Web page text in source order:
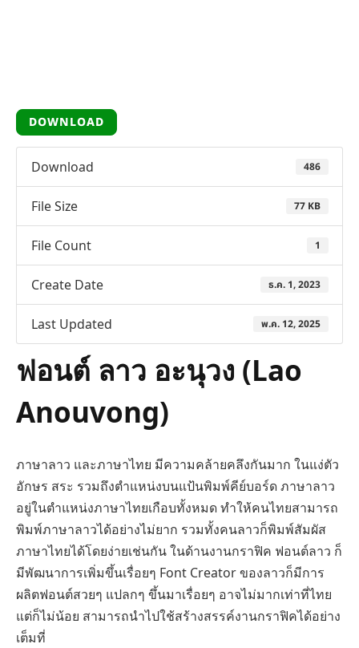
DOWNLOAD
Download 486
File Size 77 KB
File Count 1
Create Date ธ.ค. 1, 2023
Last Updated พ.ค. 12, 2025
ฟอนต์ ลาว อะนุวง (Lao
Anouvong)
ภาษาลาว และภาษาไทย มีความคล้ายคลึงกันมาก ในแง่ตัว
อักษร สระ รวมถึงตำแหน่งบนแป้นพิมพ์คีย์บอร์ด ภาษาลาว
อยู่ในตำแหน่งภาษาไทยเกือบทั้งหมด ทำให้คนไทยสามารถ
พิมพ์ภาษาลาวได้อย่างไม่ยาก รวมทั้งคนลาวก็พิมพ์สัมผัส
ภาษาไทยได้โดยง่ายเช่นกัน ในด้านงานกราฟิค ฟอนต์ลาว ก็
มีพัฒนาการเพิ่มขึ้นเรื่อยๆ Font Creator ของลาวก็มีการ
ผลิตฟอนต์สวยๆ แปลกๆ ขึ้นมาเรื่อยๆ อาจไม่มากเท่าที่ไทย
แต่ก็ไม่น้อย สามารถนำไปใช้สร้างสรรค์งานกราฟิคได้อย่าง
เต็มที่